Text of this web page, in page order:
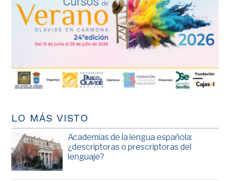
LO MÁS VISTO
Academias de la lengua española:
¿descriptoras o prescriptoras del
lenguaje?